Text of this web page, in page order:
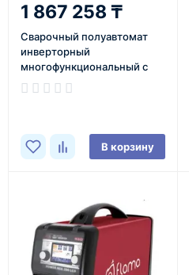
1 867 258 ₸
Сварочный полуавтомат
инверторный
многофункциональный с
синергетическим
управлением Flama
В корзину